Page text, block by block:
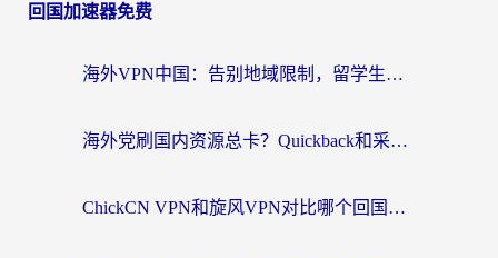
回国加速器免费
海外VPN中国：告别地域限制，留学生与华人如何轻松刷国内剧、玩国服？
海外党刷国内资源总卡？Quickback和采集蜂好用吗？这篇指南帮你避坑
ChickCN VPN和旋风VPN对比哪个回国效果更好？海外党亲测实用指南